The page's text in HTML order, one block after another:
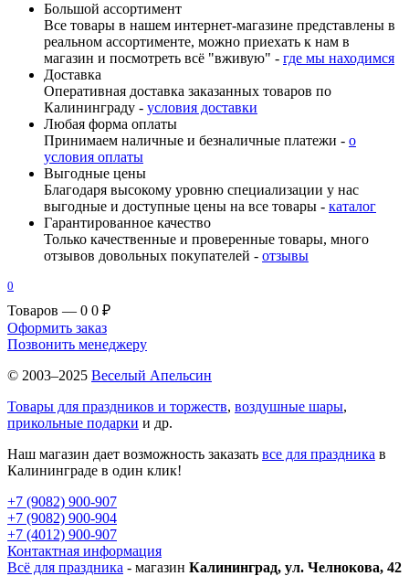
Большой ассортимент
Все товары в нашем интернет-магазине представлены в
реальном ассортименте, можно приехать к нам в
магазин и посмотреть всё "вживую" - где мы находимся
Доставка
Оперативная доставка заказанных товаров по
Калининграду - условия доставки
Любая форма оплаты
Принимаем наличные и безналичные платежи - о
условия оплаты
Выгодные цены
Благодаря высокому уровню специализации у нас
выгодные и доступные цены на все товары - каталог
Гарантированное качество
Только качественные и проверенные товары, много
отзывов довольных покупателей - отзывы
0
Товаров — 0 0 ₽
Оформить заказ
Позвонить менеджеру
© 2003–2025 Веселый Апельсин
Товары для праздников и торжеств, воздушные шары,
прикольные подарки и др.
Наш магазин дает возможность заказать все для праздника в
Калининграде в один клик!
+7 (9082) 900-907
+7 (9082) 900-904
+7 (4012) 900-907
Контактная информация
Всё для праздника - магазин Калининград, ул. Челнокова, 42